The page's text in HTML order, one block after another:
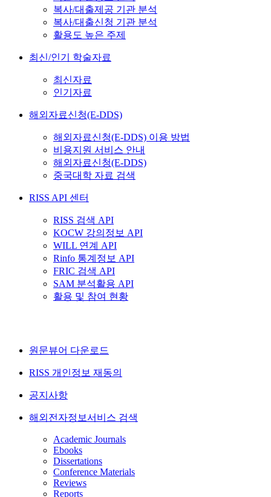
복사/대출제공 기관 분석
복사/대출신청 기관 분석
활용도 높은 주제
최신/인기 학술자료
최신자료
인기자료
해외자료신청(E-DDS)
해외자료신청(E-DDS) 이용 방법
비용지원 서비스 안내
해외자료신청(E-DDS)
중국대학 자료 검색
RISS API 센터
RISS 검색 API
KOCW 강의정보 API
WILL 연계 API
Rinfo 통계정보 API
FRIC 검색 API
SAM 분석활용 API
활용 및 참여 현황
원문뷰어 다운로드
RISS 개인정보 재동의
공지사항
해외전자정보서비스 검색
Academic Journals
Ebooks
Dissertations
Conference Materials
Reviews
Reports